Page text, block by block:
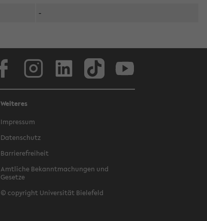
-
Weiteres
Impressum
Datenschutz
Barrierefreiheit
Amtliche Bekanntmachungen und
Gesetze
© copyright Universität Bielefeld